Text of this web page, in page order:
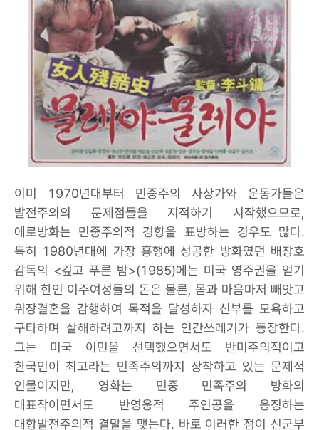
이미 1970년대부터 민중주의 사상가와 운동가들은
발전주의의 문제점들을 지적하기 시작했으므로,
에로방화는 민중주의적 경향을 표방하는 경우도 많다.
특히 1980년대에 가장 흥행에 성공한 방화였던 배창호
감독의 <깊고 푸른 밤>(1985)에는 미국 영주권을 얻기
위해 한인 이주여성들의 돈은 물론, 몸과 마음마저 빼앗고
위장결혼을 감행하여 목적을 달성하자 신부를 모욕하고
구타하며 살해하려고까지 하는 인간쓰레기가 등장한다.
그는 미국 이민을 선택했으면서도 반미주의적이고
한국인이 최고라는 민족주의까지 장착하고 있는 문제적
인물이지만, 영화는 민중 민족주의 방화의
대표작이면서도 반영웅적 주인공을 응징하는
대항발전주의적 결말을 맺는다. 바로 이러한 점이 신군부